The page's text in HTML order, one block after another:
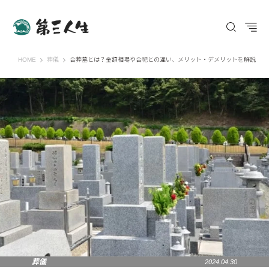
HOME 第三人生 〜寄り道の歩き方〜
葬儀 合葬墓とは？金額相場や合祀との違い、メリット・デメリットを解説
葬儀 2024.04.30